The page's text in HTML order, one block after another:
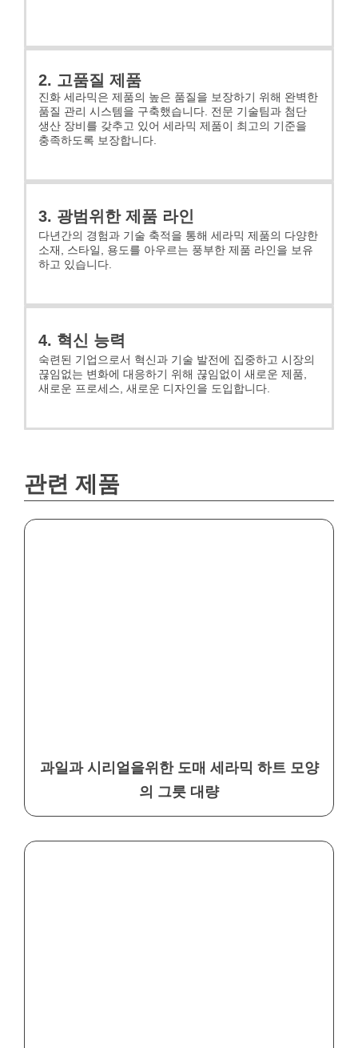
2. 고품질 제품
진화 세라믹은 제품의 높은 품질을 보장하기 위해 완벽한
품질 관리 시스템을 구축했습니다. 전문 기술팀과 첨단
생산 장비를 갖추고 있어 세라믹 제품이 최고의 기준을
충족하도록 보장합니다.
3. 광범위한 제품 라인
다년간의 경험과 기술 축적을 통해 세라믹 제품의 다양한
소재, 스타일, 용도를 아우르는 풍부한 제품 라인을 보유
하고 있습니다.
4. 혁신 능력
숙련된 기업으로서 혁신과 기술 발전에 집중하고 시장의
끊임없는 변화에 대응하기 위해 끊임없이 새로운 제품,
새로운 프로세스, 새로운 디자인을 도입합니다.
관련 제품
과일과 시리얼을위한 도매 세라믹 하트 모양
의 그릇 대량